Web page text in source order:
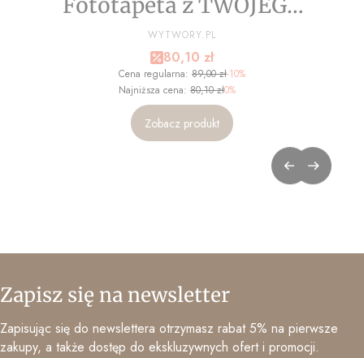
Fototapeta z TWOJEGO
ZDJĘCIA - NA WYMIAR
PRODUCENT
WYTWORY.PL
Cena promocyjna
80,10 zł
Cena regularna: 89,00 zł-10%
Najniższa cena: 80,10 zł0%
Zobacz produkt
Zapisz się na newsletter
Zapisując się do newslettera otrzymasz rabat 5% na pierwsze
zakupy, a także dostęp do ekskluzywnych ofert i promocji.